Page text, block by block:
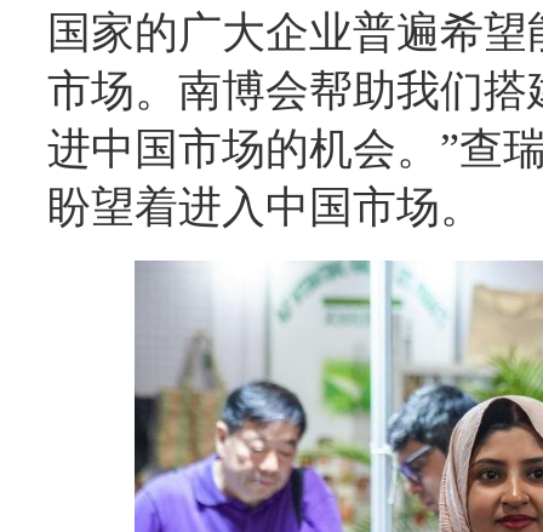
国家的广大企业普遍希
市场。南博会帮助我们
进中国市场的机会。”查
盼望着进入中国市场。